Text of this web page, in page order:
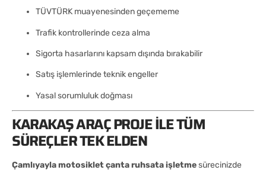
TÜVTÜRK muayenesinden geçememe
Trafik kontrollerinde ceza alma
Sigorta hasarlarını kapsam dışında bırakabilir
Satış işlemlerinde teknik engeller
Yasal sorumluluk doğması
KARAKAŞ ARAÇ PROJE ILE TÜM
SÜREÇLER TEK ELDEN
Çamlıyayla motosiklet çanta ruhsata işletmesürecinizde